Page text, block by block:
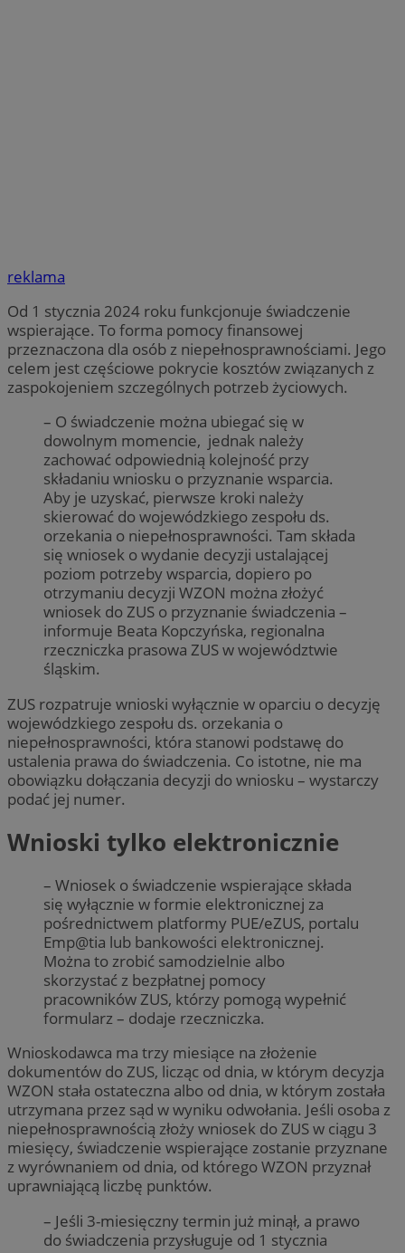
reklama
Od 1 stycznia 2024 roku funkcjonuje świadczenie
wspierające. To forma pomocy finansowej
przeznaczona dla osób z niepełnosprawnościami. Jego
celem jest częściowe pokrycie kosztów związanych z
zaspokojeniem szczególnych potrzeb życiowych.
– O świadczenie można ubiegać się w
dowolnym momencie, jednak należy
zachować odpowiednią kolejność przy
składaniu wniosku o przyznanie wsparcia.
Aby je uzyskać, pierwsze kroki należy
skierować do wojewódzkiego zespołu ds.
orzekania o niepełnosprawności. Tam składa
się wniosek o wydanie decyzji ustalającej
poziom potrzeby wsparcia, dopiero po
otrzymaniu decyzji WZON można złożyć
wniosek do ZUS o przyznanie świadczenia –
informuje Beata Kopczyńska, regionalna
rzeczniczka prasowa ZUS w województwie
śląskim.
ZUS rozpatruje wnioski wyłącznie w oparciu o decyzję
wojewódzkiego zespołu ds. orzekania o
niepełnosprawności, która stanowi podstawę do
ustalenia prawa do świadczenia. Co istotne, nie ma
obowiązku dołączania decyzji do wniosku – wystarczy
podać jej numer.
Wnioski tylko elektronicznie
– Wniosek o świadczenie wspierające składa
się wyłącznie w formie elektronicznej za
pośrednictwem platformy PUE/eZUS, portalu
Emp@tia lub bankowości elektronicznej.
Można to zrobić samodzielnie albo
skorzystać z bezpłatnej pomocy
pracowników ZUS, którzy pomogą wypełnić
formularz – dodaje rzeczniczka.
Wnioskodawca ma trzy miesiące na złożenie
dokumentów do ZUS, licząc od dnia, w którym decyzja
WZON stała ostateczna albo od dnia, w którym została
utrzymana przez sąd w wyniku odwołania. Jeśli osoba z
niepełnosprawnością złoży wniosek do ZUS w ciągu 3
miesięcy, świadczenie wspierające zostanie przyznane
z wyrównaniem od dnia, od którego WZON przyznał
uprawniającą liczbę punktów.
– Jeśli 3-miesięczny termin już minął, a prawo
do świadczenia przysługuje od 1 stycznia